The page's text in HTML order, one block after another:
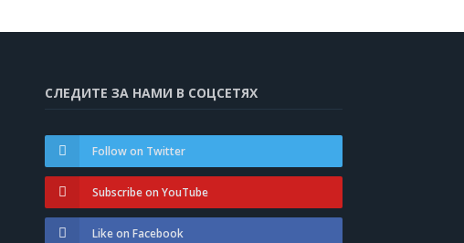
СЛЕДИТЕ ЗА НАМИ В СОЦСЕТЯХ
Follow on Twitter
Subscribe on YouTube
Like on Facebook